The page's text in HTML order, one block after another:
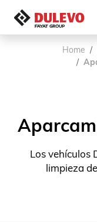
Home
Los vehículos
limpieza